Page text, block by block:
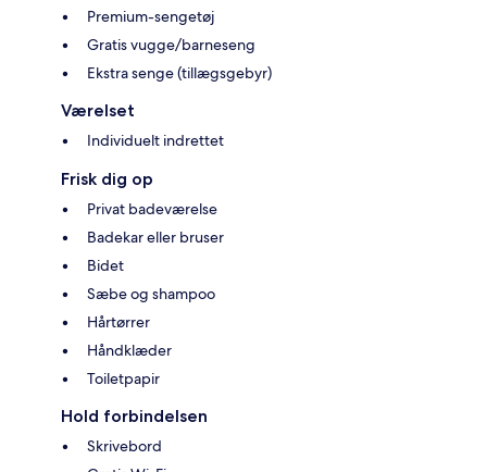
Premium-sengetøj
Gratis vugge/barneseng
Ekstra senge (tillægsgebyr)
Værelset
Individuelt indrettet
Frisk dig op
Privat badeværelse
Badekar eller bruser
Bidet
Sæbe og shampoo
Hårtørrer
Håndklæder
Toiletpapir
Hold forbindelsen
Skrivebord